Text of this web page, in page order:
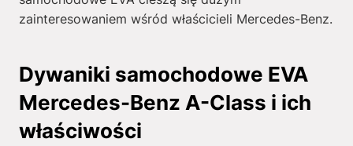
zainteresowaniem wśród właścicieli Mercedes-Benz.
Dywaniki samochodowe EVA
Mercedes-Benz A-Class i ich
właściwości